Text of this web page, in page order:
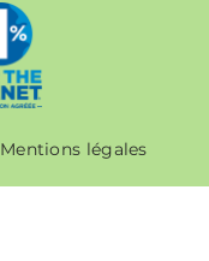
Mentions légales